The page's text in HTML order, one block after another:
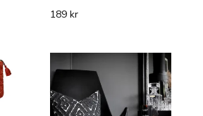
189kr